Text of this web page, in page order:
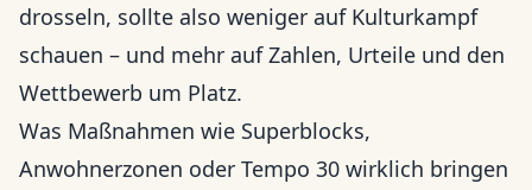
drosseln, sollte also weniger auf Kulturkampf
schauen – und mehr auf Zahlen, Urteile und den
Wettbewerb um Platz.
Was Maßnahmen wie Superblocks,
Anwohnerzonen oder Tempo 30 wirklich bringen